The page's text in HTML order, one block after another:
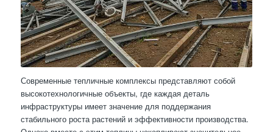
Современные тепличные комплексы представляют собой
высокотехнологичные объекты, где каждая деталь
инфраструктуры имеет значение для поддержания
стабильного роста растений и эффективности производства.